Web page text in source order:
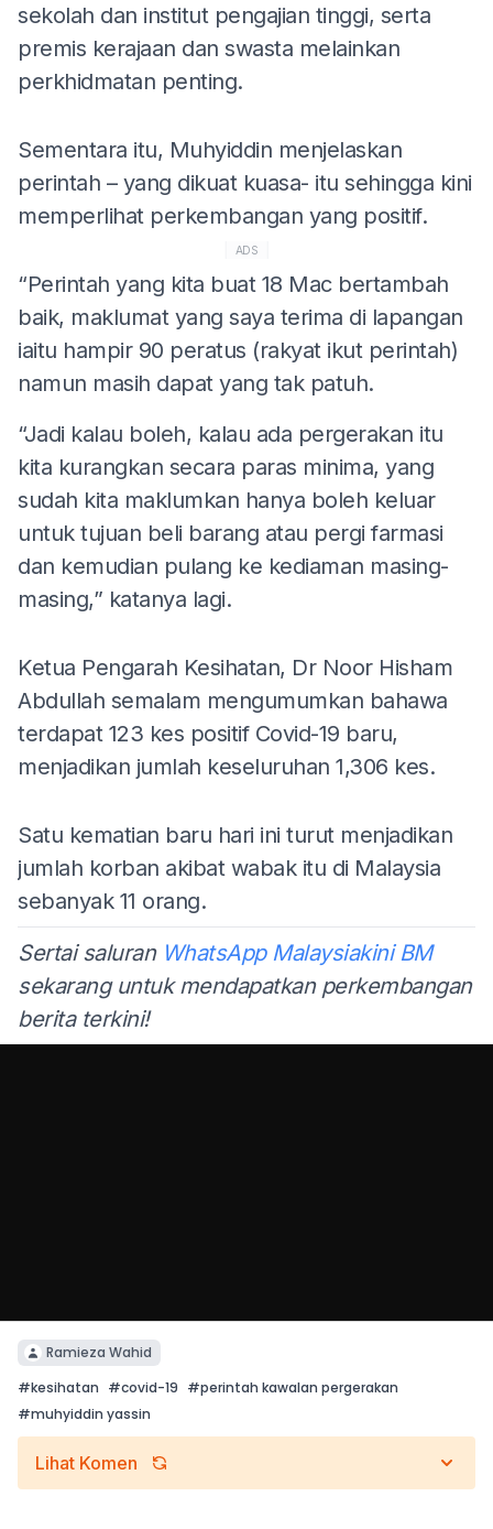
sekolah dan institut pengajian tinggi, serta
premis kerajaan dan swasta melainkan
perkhidmatan penting.
Sementara itu, Muhyiddin menjelaskan
perintah – yang dikuat kuasa- itu sehingga kini
memperlihat perkembangan yang positif.
ADS
“Perintah yang kita buat 18 Mac bertambah
baik, maklumat yang saya terima di lapangan
iaitu hampir 90 peratus (rakyat ikut perintah)
namun masih dapat yang tak patuh.
“Jadi kalau boleh, kalau ada pergerakan itu
kita kurangkan secara paras minima, yang
sudah kita maklumkan hanya boleh keluar
untuk tujuan beli barang atau pergi farmasi
dan kemudian pulang ke kediaman masing-
masing,” katanya lagi.
Ketua Pengarah Kesihatan, Dr Noor Hisham
Abdullah semalam mengumumkan bahawa
terdapat 123 kes positif Covid-19 baru,
menjadikan jumlah keseluruhan 1,306 kes.
Satu kematian baru hari ini turut menjadikan
jumlah korban akibat wabak itu di Malaysia
sebanyak 11 orang.
Sertai saluran WhatsApp Malaysiakini BM
sekarang untuk mendapatkan perkembangan
berita terkini!
Ramieza Wahid
#kesihatan #covid-19 #perintah kawalan pergerakan
#muhyiddin yassin
Lihat Komen